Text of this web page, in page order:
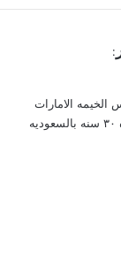
:
الامارات
العربيه واعمل فورمان مدني صحي خبره ٣٠ سنه بالسعوديه